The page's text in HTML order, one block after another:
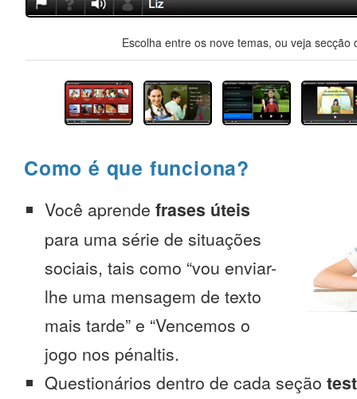
Escolha entre os nove temas, ou veja secção
Como é que funciona?
Você aprende frases úteis
para uma série de situações
sociais, tais como “vou enviar-
lhe uma mensagem de texto
mais tarde” e “Vencemos o
jogo nos pénaltis.
Questionários dentro de cada seção